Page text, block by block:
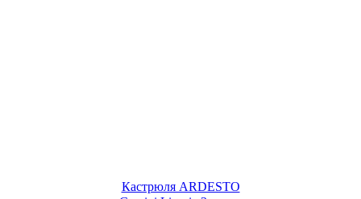
Кастрюля ARDESTO